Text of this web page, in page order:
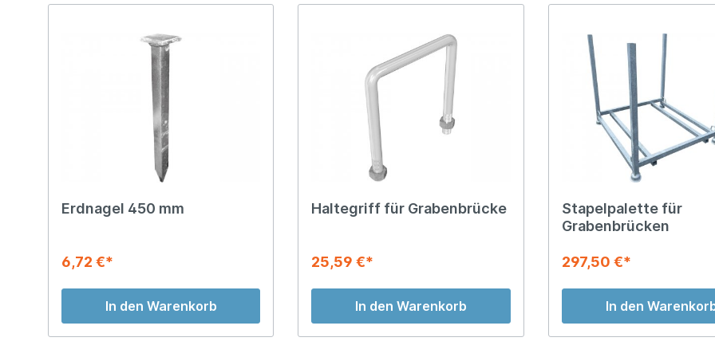
Erdnagel 450 mm
6,72 €*
In den Warenkorb
Haltegriff für Grabenbrücke
25,59 €*
In den Warenkorb
Stapelpalette für
Grabenbrücken
297,50 €*
In den